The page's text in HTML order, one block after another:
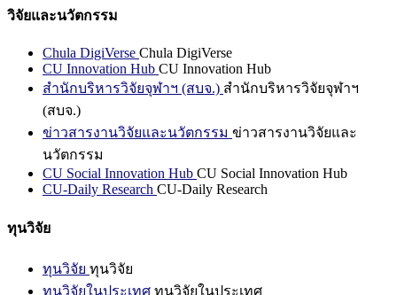
วิจัยและนวัตกรรม
Chula DigiVerse Chula DigiVerse
CU Innovation Hub CU Innovation Hub
สำนักบริหารวิจัยจุฬาฯ (สบจ.) สำนักบริหารวิจัยจุฬาฯ
(สบจ.)
ข่าวสารงานวิจัยและนวัตกรรม ข่าวสารงานวิจัยและ
นวัตกรรม
CU Social Innovation Hub CU Social Innovation Hub
CU-Daily Research CU-Daily Research
ทุนวิจัย
ทุนวิจัย ทุนวิจัย
ทุนวิจัยในประเทศ ทุนวิจัยในประเทศ